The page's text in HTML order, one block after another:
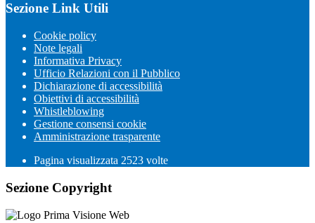
Sezione Link Utili
Cookie policy
Note legali
Informativa Privacy
Ufficio Relazioni con il Pubblico
Dichiarazione di accessibilità
Obiettivi di accessibilità
Whistleblowing
Gestione consensi cookie
Amministrazione trasparente
Pagina visualizzata 2523 volte
Sezione Copyright